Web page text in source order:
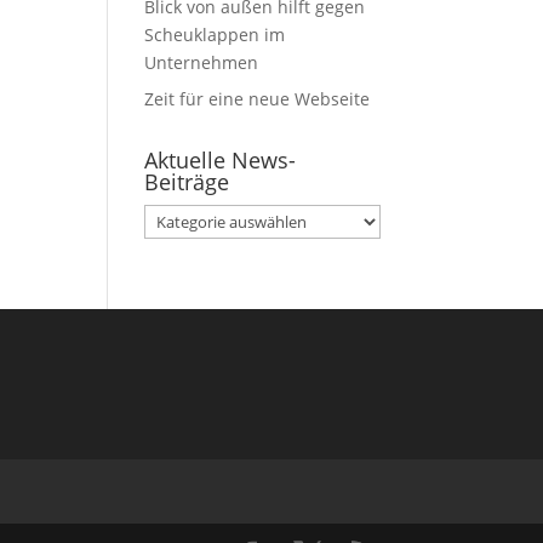
Blick von außen hilft gegen
Scheuklappen im
Unternehmen
Zeit für eine neue Webseite
Aktuelle News-
Beiträge
Aktuelle
News-